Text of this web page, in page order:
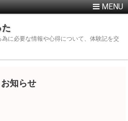
に必要な情報や心得について、体験記を交
お知らせ